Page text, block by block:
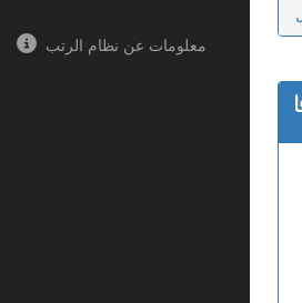
معلومات عن نظام الرتب